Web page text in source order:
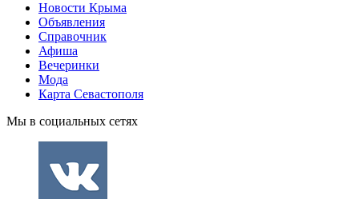
Новости Крыма
Объявления
Справочник
Афиша
Вечеринки
Мода
Карта Севастополя
Мы в социальных сетях